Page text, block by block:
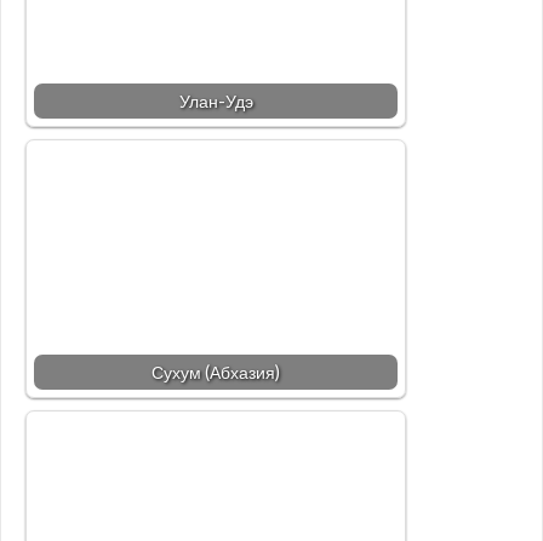
Улан-Удэ
Сухум (Абхазия)